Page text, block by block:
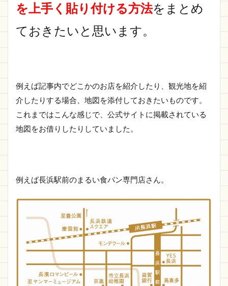
を上手く貼り付ける方法をまとめ
ておきたいと思います。
例えば記事内でどこかのお店を紹介したり、観光地を紹
介したりする場合、地図を添付しておきたいものです。
これまではこんな感じで、公式サイトに掲載されている
地図をお借りしたりしていました。
例えば長浜駅前のまるい食パン専門店さん。